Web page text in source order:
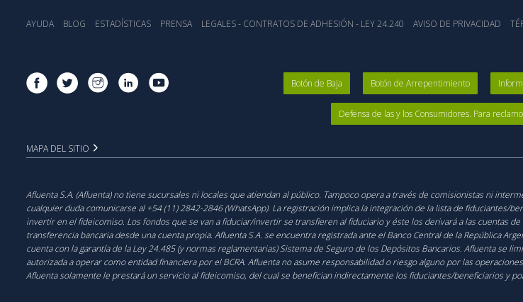
AYUDA BLOG ESTADÍSTICA‎S PRENSA LEGALES - CONTRATOS DE ADHESIÓN - LEY 24.240 AVISO DE PRIVACIDAD
Botón de Baja Botón de Arrepentimiento
Defensa de las y los Consumidores. Para
MAPA DEL SITIO
Afluenta S.A. (Afluenta) no tiene sucursales ni locales que atiendan al público. Tampoco opera a través de comisionistas ni
cualquier duda comunicarse al +54 (11) 2842-2846 (WhatsApp). La registración implica la integración de la lista de
invertir en el fideicomiso. Los fondos que se van a fiduciar/invertir se transfieren al fiduciario y éste los derivará a las cuentas
transferencia bancaria desde una cuenta propia. Afluenta S.A. se encuentra registrada ante el Banco Central de la República
cuenta con la garantía de la Ley 24.485 (y normas reglamentarias) Sistema de Seguro de los Depósitos Bancarios. Afluenta
autorizada a operar como entidad financiera por el BCRA. Afluenta no asume responsabilidad o riesgo alguno por las
Afluenta solamente le prestará un servicio al fideicomiso, del cual se benefician indirectamente los fiduciantes/beneficiarios y